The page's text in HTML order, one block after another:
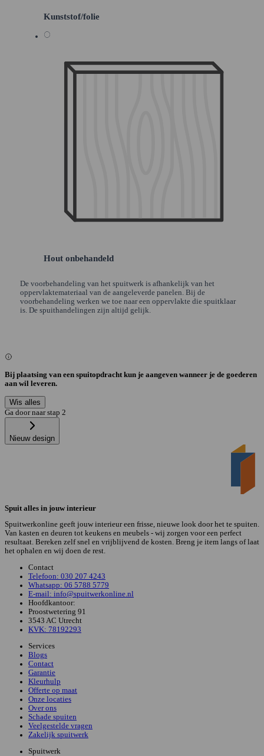
Kunststof/folie
Hout onbehandeld
De voorbehandeling van het spuitwerk is afhankelijk van het
oppervlaktemateriaal van de aangeleverde panelen. Bij de
voorbehandeling werken we toe naar een oppervlakte die spuitklaar
is. De spuithandelingen zijn altijd gelijk.
Bij plaatsing van een spuitopdracht kun je aangeven wanneer je de goederen
aan wil leveren.
Wis alles
Ga door naar stap 2
Nieuw design
Spuit alles in jouw interieur
Spuitwerkonline geeft jouw interieur een frisse, nieuwe look door het te spuiten.
Van kasten en deuren tot keukens en meubels - wij zorgen voor een perfect
resultaat. Bereken zelf snel en vrijblijvend de kosten. Breng je item langs of laat
het ophalen en wij doen de rest.
Contact
Telefoon: 030 207 4243
Whatsapp: 06 5788 5779
E-mail: info@spuitwerkonline.nl
Hoofdkantoor:
Proostwetering 91
3543 AC Utrecht
KVK: 78192293
Services
Blogs
Contact
Garantie
Kleurhulp
Offerte op maat
Onze locaties
Over ons
Schade spuiten
Veelgestelde vragen
Zakelijk spuitwerk
Spuitwerk